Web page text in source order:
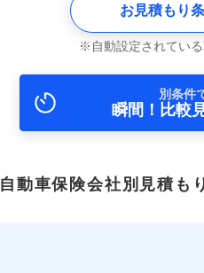
お見積もり
自動設定されてい
別条件
瞬間！比較
自動車保険会社別見積も